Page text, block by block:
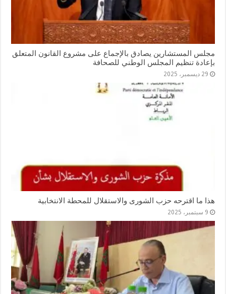
مجلس المستشارين يصادق بالإجماع على مشروع القانون المتعلق
بإعادة تنظيم المجلس الوطني للصحافة
29 ديسمبر، 2025
هذا ما اقترحه حزب الشورى والاستقلال للمحطة الانتخابية
9 سبتمبر، 2025